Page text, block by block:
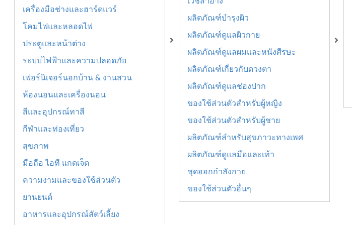
เครื่องมือช่างและฮาร์ดแวร์
โคมไฟและหลอดไฟ
ประตูและหน้าต่าง
ระบบไฟฟ้าและความปลอดภัย
เฟอร์นิเจอร์นอกบ้าน & งานสวน
ห้องนอนและเครื่องนอน
สีและอุปกรณ์ทาสี
กีฬาและท่องเที่ยว
สุขภาพ
มือถือ ไอที แกดเจ็ต
ความงามและของใช้ส่วนตัว
ยานยนต์
อาหารและอุปกรณ์สัตว์เลี้ยง
ผลิตภัณฑ์บำรุงผิว
ผลิตภัณฑ์ดูแลผิวกาย
ผลิตภัณฑ์ดูแลผมและหนังศีรษะ
ผลิตภัณฑ์เกี่ยวกับดวงตา
ผลิตภัณฑ์ดูแลช่องปาก
ของใช้ส่วนตัวสำหรับผู้หญิง
ของใช้ส่วนตัวสำหรับผู้ชาย
ผลิตภัณฑ์สำหรับสุขภาวะทางเพศ
ผลิตภัณฑ์ดูแลมือและเท้า
ชุดออกกำลังกาย
ของใช้ส่วนตัวอื่นๆ